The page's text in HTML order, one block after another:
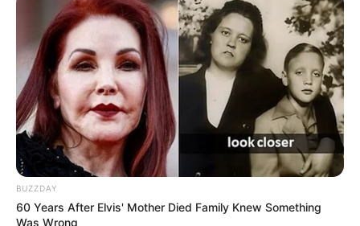
dados consolidados, analisando padrões e compatibilidade
financeira.
BUZZDAY
60 Years After Elvis' Mother Died Family Knew Something
Was Wrong